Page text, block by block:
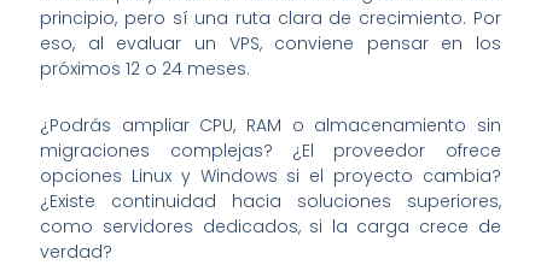
principio, pero sí una ruta clara de crecimiento. Por
eso, al evaluar un VPS, conviene pensar en los
próximos 12 o 24 meses.
¿Podrás ampliar CPU, RAM o almacenamiento sin
migraciones complejas? ¿El proveedor ofrece
opciones Linux y Windows si el proyecto cambia?
¿Existe continuidad hacia soluciones superiores,
como servidores dedicados, si la carga crece de
verdad?